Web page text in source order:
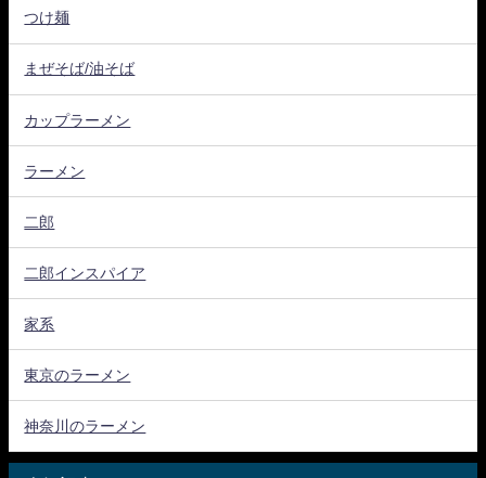
つけ麺
まぜそば/油そば
カップラーメン
ラーメン
二郎
二郎インスパイア
家系
東京のラーメン
神奈川のラーメン